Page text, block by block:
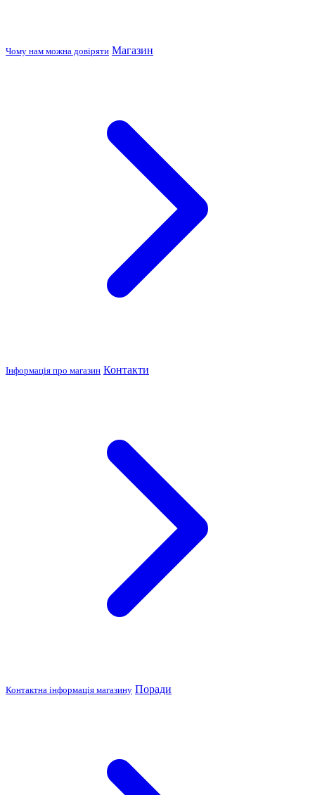
Чому нам можна довіряти Магазин
Інформація про магазин Контакти
Контактна інформація магазину Поради